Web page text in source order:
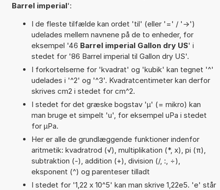
Barrel imperial':
I de fleste tilfælde kan ordet 'til' (eller '=' / '->')
udelades mellem navnene på de to enheder, for
eksempel '46 Barrel imperial Gallon dry US' i
stedet for '86 Barrel imperial til Gallon dry US'.
I forkortelserne for 'kvadrat' og 'kubik' kan tegnet '^'
udelades i '^2' og '^3'. Kvadratcentimeter kan derfor
skrives cm2 i stedet for cm^2.
I stedet for det græske bogstav 'µ' (= mikro) kan
man bruge et simpelt 'u', for eksempel uPa i stedet
for µPa.
Her er alle de grundlæggende funktioner indenfor
aritmetik: kvadratrod (√), multiplikation (*, x), pi (π),
subtraktion (-), addition (+), division (/, :, ÷),
eksponent (^) og parenteser tilladt
I stedet for '1,22 x 10^5' kan man skrive 1,22e5. 'e' står